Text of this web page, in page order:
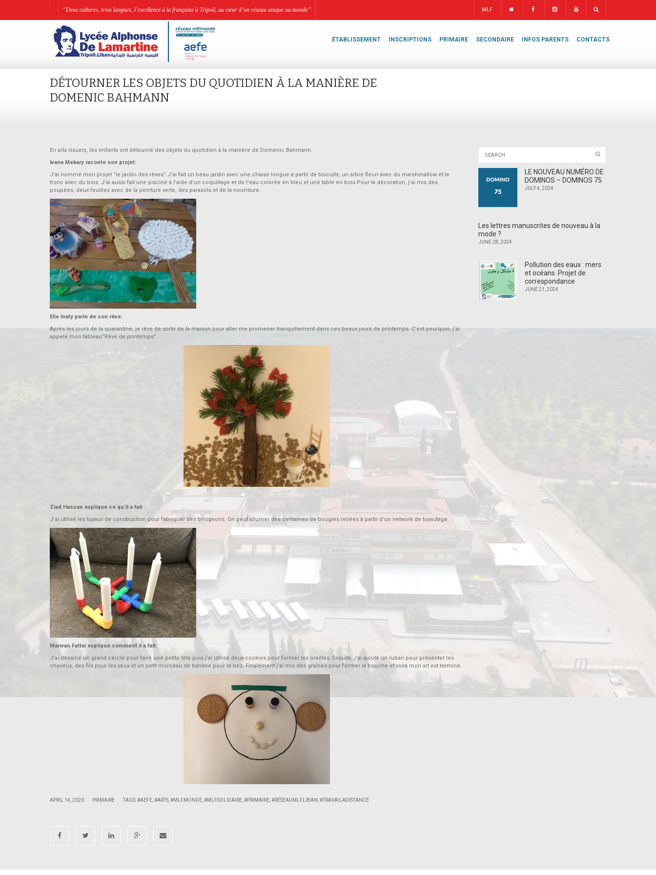
“Deux cultures, trois langues, l’excellence à la française à Tripoli, au cœur d’un réseau unique au monde” MLF
ÉTABLISSEMENT INSCRIPTIONS PRIMAIRE SECONDAIRE INFOS PARENTS CONTACTS
DÉTOURNER LES OBJETS DU QUOTIDIEN À LA MANIÈRE DE
DOMENIC BAHMANN
En arts visuels, les enfants ont détourné des objets du quotidien à la manière de Domenic Bahmann.
Ivana Mekary raconte son projet:
J’ai nommé mon projet “le jardin des rêves”.J’ai fait un beau jardin avec une chaise longue à partir de biscuits; un arbre fleuri avec du marshmallow et le
tronc avec du bois. J’ai aussi fait une piscine à l’aide d’un coquillage et de l’eau colorée en bleu et une table en bois.Pour la décoration, j’ai mis des
poupées, deux feuilles avec de la peinture verte, des parasols et de la nourriture.
Elie Inaty parle de son rêve:
Après les jours de la quarantine, je rêve de sortir de la maison pour aller me promener tranquillement dans ces beaux jours de printemps. C’est pourquoi, j’ai
appelé mon tableau”Rêve de printemps”.
Ziad Hassan explique ce qu’il a fait :
J’ai utilisé les tuyaux de construction pour fabriquer des bougeoirs. On peut allumer des centaines de bougies reliées à partir d’un network de tuyautage.
Marwan Fattal explique comment il a fait:
J’ai dessiné un grand cercle pour faire une petite tête puis j’ai utilisé deux cookies pour former les oreilles. Ensuite, j’ai ajouté un ruban pour présenter les
cheveux, des fils pour les yeux et un petit morceau de banane pour le nez. Finalement j’ai mis des graines pour former la bouche et voilà mon art est terminé.
APRIL 14, 2020 PRIMAIRE TAGS:#AEFE #ARTS #MLFMONDE #MLFSOLIDAIRE #PRIMAIRE #RÉSEAUMLFLIBAN #TRAVAILADISTANCE
LE NOUVEAU NUMÉRO DE
DOMINOS – DOMINOS 75
JULY 4, 2024
Les lettres manuscrites de nouveau à la
mode ?
JUNE 28, 2024
Pollution des eaux : mers
et océans. Projet de
correspondance
JUNE 21, 2024